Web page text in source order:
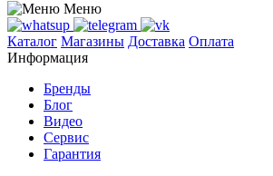
Меню
Каталог Магазины Доставка Оплата
Информация
Бренды
Блог
Видео
Сервис
Гарантия